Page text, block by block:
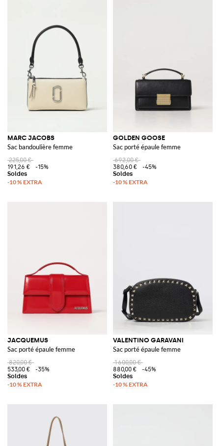
MARC JACOBS
Sac bandoulière femme
225,00 €
191,26 €
-15%
GOLDEN GOOSE
Sac porté épaule femme
692,00 €
380,60 €
-45%
JACQUEMUS
Sac porté épaule femme
820,00 €
533,00 €
-35%
VALENTINO GARAVANI
Sac porté épaule femme
1 600,00 €
880,00 €
-45%